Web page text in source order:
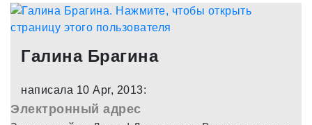
Галина Брагина
написала 10 Apr, 2013:
Электронный адрес